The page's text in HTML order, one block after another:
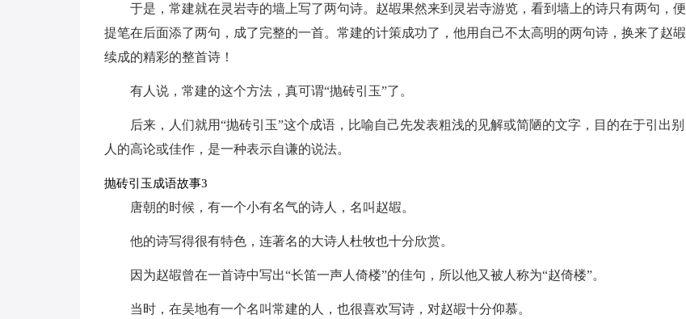
于是，常建就在灵岩寺的墙上写了两句诗。赵嘏果然来到灵岩寺游览，看到墙上的诗只有两句，便
提笔在后面添了两句，成了完整的一首。常建的计策成功了，他用自己不太高明的两句诗，换来了赵嘏
续成的精彩的整首诗！
有人说，常建的这个方法，真可谓“抛砖引玉”了。
后来，人们就用“抛砖引玉”这个成语，比喻自己先发表粗浅的见解或简陋的文字，目的在于引出别
人的高论或佳作，是一种表示自谦的说法。
抛砖引玉成语故事3
唐朝的时候，有一个小有名气的诗人，名叫赵嘏。
他的诗写得很有特色，连著名的大诗人杜牧也十分欣赏。
因为赵嘏曾在一首诗中写出“长笛一声人倚楼”的佳句，所以他又被人称为“赵倚楼”。
当时，在吴地有一个名叫常建的人，也很喜欢写诗，对赵嘏十分仰慕。